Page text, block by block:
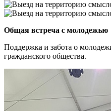
Общая встреча с молодежью
Поддержка и забота о
гражданского общества.